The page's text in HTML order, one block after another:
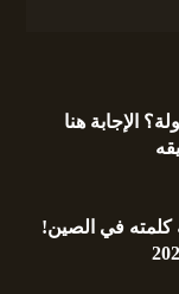
الإجابة هنا
كلمته في الصين!